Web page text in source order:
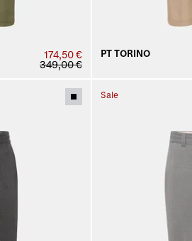
174,50 €
349,00 €
PT TORINO
Sale